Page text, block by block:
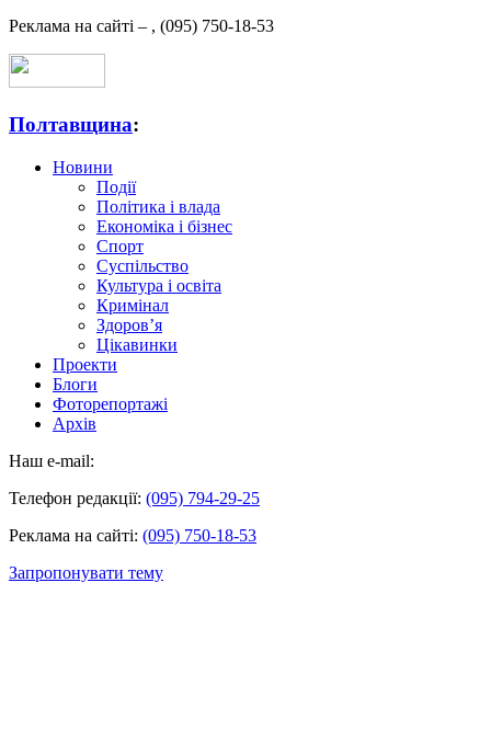
Реклама на сайті – , (095) 750-18-53
Полтавщина:
Новини
Події
Політика і влада
Економіка і бізнес
Спорт
Суспільство
Культура і освіта
Кримінал
Здоров’я
Цікавинки
Проекти
Блоги
Фоторепортажі
Архів
Наш e-mail:
Телефон редакції: (095) 794-29-25
Реклама на сайті: (095) 750-18-53
Запропонувати тему